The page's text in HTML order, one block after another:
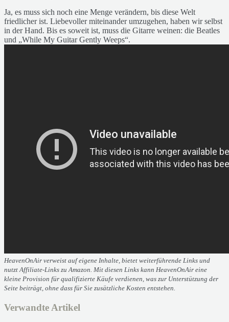
Ja, es muss sich noch eine Menge verändern, bis diese Welt
friedlicher ist. Liebevoller miteinander umzugehen, haben wir selbst
in der Hand. Bis es soweit ist, muss die Gitarre weinen: die Beatles
und „While My Guitar Gently Weeps“.
HeavenOnAir verweist auf eigene Inhalte, bietet weiterführende Links und
nutzt Affiliate-Links zu Amazon. Mit diesen Links kann HeavenOnAir eine
kleine Provision für qualifizierte Käufe verdienen, was zur Unterstützung der
Seite beiträgt, ohne dass für Sie zusätzliche Kosten entstehen.
Verwandte Artikel